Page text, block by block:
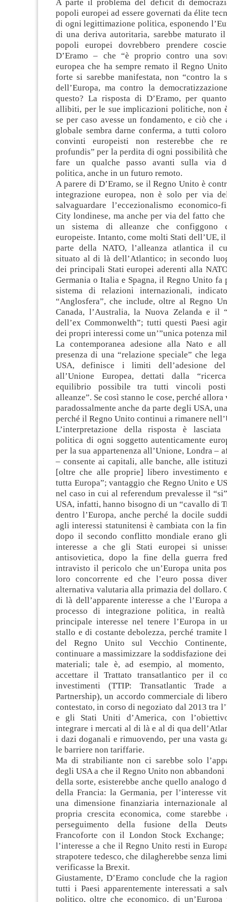
A parte il problema del deficit di
popoli europei ad essere governati da élite
di ogni legittimazione politica, esponendo
di una deriva autoritaria, sarebbe maturato
popoli europei dovrebbero prendere
D’Eramo – che “è proprio contro una
europea che ha sempre remato il Regno
forte si sarebbe manifestata, non “contro la
dell’Europa, ma contro la
questo? La risposta di D’Eramo, per
allibiti, per le sue implicazioni politiche, non
se per caso avesse un fondamento, e ciò
globale sembra darne conferma, a tutti
convinti europeisti non resterebbe che
profundis” per la perdita di ogni possibilità
fare un qualche passo avanti sulla via
politica, anche in un futuro remoto.
A parere di D’Eramo, se il Regno Unito è
integrazione europea, non è solo per via
salvaguardare l’eccezionalismo
City londinese, ma anche per via del fatto
un sistema di alleanze che configgono
europeiste. Intanto, come molti Stati dell’UE,
parte della NATO, l’alleanza atlantica il
situato al di là dell’Atlantico; in secondo
dei principali Stati europei aderenti alla
Germania o Italia e Spagna, il Regno Unito fa
sistema di relazioni internazionali,
“Anglosfera”, che include, oltre al Regno
Canada, l’Australia, la Nuova Zelanda e il
dell’ex Commonwelth”; tutti questi Paesi
dei propri interessi come un’”unica potenza
La contemporanea adesione alla Nato e
presenza di una “relazione speciale” che
USA, definisce i limiti dell’adesione
all’Unione Europea, dettati dalla
equilibrio possibile tra tutti vincoli
alleanze”. Se così stanno le cose, perché allora
paradossalmente anche da parte degli USA,
perché il Regno Unito continui a rimanere
L’interpretazione della risposta è
politica di ogni soggetto autenticamente
per la sua appartenenza all’Unione, Londra –
– consente ai capitali, alle banche, alle
[oltre che alle proprie] libero investimento
tutta Europa”; vantaggio che Regno Unito e
nel caso in cui al referendum prevalesse il
USA, infatti, hanno bisogno di un “cavallo di
dentro l’Europa, anche perché la docile
agli interessi statunitensi è cambiata con la
dopo il secondo conflitto mondiale erano
interesse a che gli Stati europei si
antisovietica, dopo la fine della guerra
intravisto il pericolo che un’Europa unita
loro concorrente ed che l’euro possa
alternativa valutaria alla primazia del dollaro.
di là dell’apparente interesse a che l’Europa
processo di integrazione politica, in
principale interesse nel tenere l’Europa in
stallo e di costante debolezza, perché tramite
del Regno Unito sul Vecchio
continuare a massimizzare la soddisfazione
materiali; tale è, ad esempio, al
accettare il Trattato transatlantico per il
investimenti (TTIP: Transatlantic Trade
Partnership), un accordo commerciale di
contestato, in corso di negoziato dal 2013 tra
e gli Stati Uniti d’America, con
integrare i mercati al di là e al di qua
i dazi doganali e rimuovendo, per una vasta
le barriere non tariffarie.
Ma di strabiliante non ci sarebbe solo
degli USA a che il Regno Unito non
della sorte, esisterebbe anche quello analogo
della Francia: la Germania, per l’interesse
una dimensione finanziaria internazionale
propria crescita economica, come
perseguimento della fusione della
Francoforte con il London Stock
l’interesse a che il Regno Unito resti in
strapotere tedesco, che dilagherebbe senza
verificasse la Brexit.
Giustamente, D’Eramo conclude che la
tutti i Paesi apparentemente interessati a
politico, oltre che economico, di un’Europa